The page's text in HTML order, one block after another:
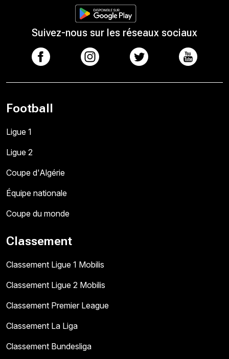
Suivez-nous sur les réseaux sociaux
Football
Ligue 1
Ligue 2
Coupe d'Algérie
Équipe nationale
Coupe du monde
Classement
Classement Ligue 1 Mobilis
Classement Ligue 2 Mobilis
Classement Premier League
Classement La Liga
Classement Bundesliga